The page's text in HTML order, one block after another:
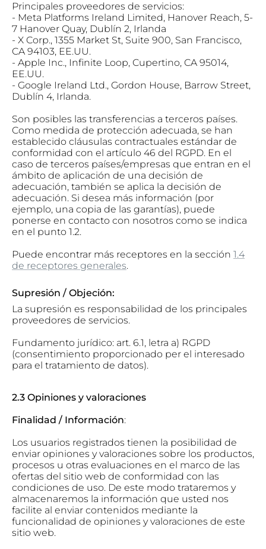
Principales proveedores de servicios:
- Meta Platforms Ireland Limited, Hanover Reach, 5-
7 Hanover Quay, Dublín 2, Irlanda
- X Corp., 1355 Market St, Suite 900, San Francisco,
CA 94103, EE.UU.
- Apple Inc., Infinite Loop, Cupertino, CA 95014,
EE.UU.
- Google Ireland Ltd., Gordon House, Barrow Street,
Dublín 4, Irlanda.
Son posibles las transferencias a terceros países.
Como medida de protección adecuada, se han
establecido cláusulas contractuales estándar de
conformidad con el artículo 46 del RGPD. En el
caso de terceros países/empresas que entran en el
ámbito de aplicación de una decisión de
adecuación, también se aplica la decisión de
adecuación. Si desea más información (por
ejemplo, una copia de las garantías), puede
ponerse en contacto con nosotros como se indica
en el punto 1.2.
Puede encontrar más receptores en la sección 1.4
de receptores generales.
Supresión / Objeción:
La supresión es responsabilidad de los principales
proveedores de servicios.
Fundamento jurídico: art. 6.1, letra a) RGPD
(consentimiento proporcionado per el interesado
para el tratamiento de datos).
2.3 Opiniones y valoraciones
Finalidad / Información:
Los usuarios registrados tienen la posibilidad de
enviar opiniones y valoraciones sobre los productos,
procesos u otras evaluaciones en el marco de las
ofertas del sitio web de conformidad con las
condiciones de uso. De este modo trataremos y
almacenaremos la información que usted nos
facilite al enviar contenidos mediante la
funcionalidad de opiniones y valoraciones de este
sitio web.